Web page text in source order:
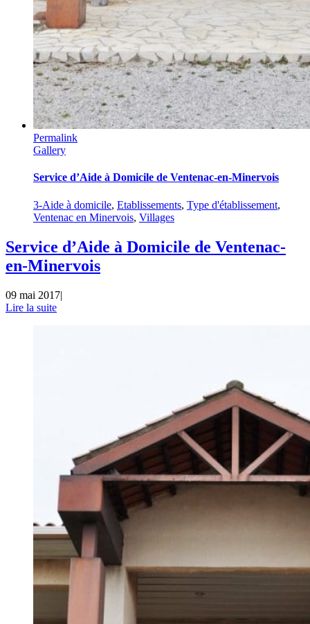
Permalink
Gallery
Service d’Aide à Domicile de Ventenac-en-Minervois
3-Aide à domicile, Etablissements, Type d'établissement,
Ventenac en Minervois, Villages
Service d’Aide à Domicile de Ventenac-
en-Minervois
09 mai 2017|
Lire la suite